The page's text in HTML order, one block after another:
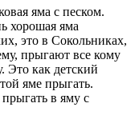
яма с песком.
хорошая яма
это в Сокольниках,
прыгают все кому
Это как детский
яме прыгать.
в яму с